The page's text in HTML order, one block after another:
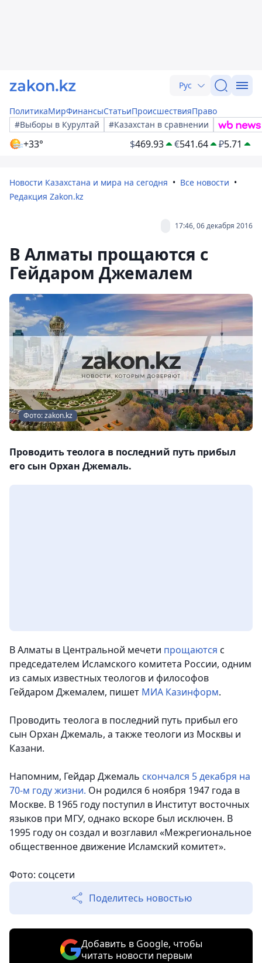
Рус
ПолитикаМирФинансыСтатьиПроисшествияПраво
#Выборы в Курултай
#Казахстан в сравнении
+33° $469.93 €541.64 ₽5.71
Новости Казахстана и мира на сегодня
Все новости
Редакция Zakon.kz
17:46, 06 декабря 2016
В Алматы прощаются с
Гейдаром Джемалем
Фото: zakon.kz
Проводить теолога в последний путь прибыл
его сын Орхан Джемаль.
В Алматы в Центральной мечети прощаются с
председателем Исламского комитета России, одним
из самых известных теологов и философов
Гейдаром Джемалем, пишет МИА Казинформ.
Проводить теолога в последний путь прибыл его
сын Орхан Джемаль, а также теологи из Москвы и
Казани.
Напомним, Гейдар Джемаль скончался 5 декабря на
70-м году жизни. Он родился 6 ноября 1947 года в
Москве. В 1965 году поступил в Институт восточных
языков при МГУ, однако вскоре был исключен. В
1995 году он создал и возглавил «Межрегиональное
общественное движение Исламский комитет».
Фото: соцсети
Поделитесь новостью
Добавить в Google, чтобы
читать новости первым